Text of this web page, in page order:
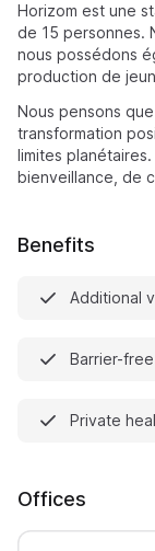
Horizom est une
de 15 personnes.
nous possédons
production de
Nous pensons
transformation
limites
bienveillance, de
Benefits
Additional
Barrier-
Private
Offices